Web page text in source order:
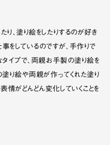
り、塗り絵をしたりするのが好き
をしているのですが、手作りで
タイプで、両親お手製の塗り絵を
塗り絵や両親が作ってくれた塗り
がどんどん変化していくことを